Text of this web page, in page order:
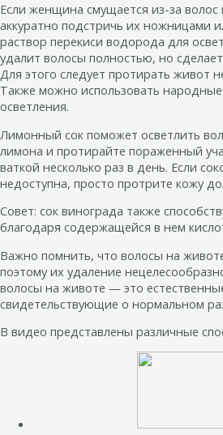
Если женщина смущается из-за
аккуратно подстричь их ножницами
раствор перекиси водорода для
удалит волосы полностью, но
Для этого следует протирать живот
Также можно использовать
осветления.
Лимонный сок поможет осветлить
лимона и протирайте пораженный
ваткой несколько раз в день. Если
недоступна, просто протрите кожу
Совет: сок винограда также
благодаря содержащейся в нем
Важно помнить, что волосы на
поэтому их удаление
волосы на животе — это
свидетельствующие о нормальном
В видео представлены различные